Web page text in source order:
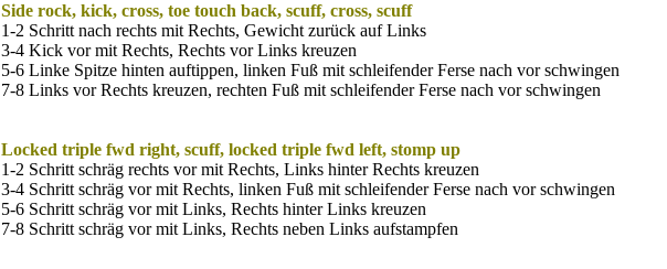
Side rock, kick, cross, toe touch back, scuff, cross, scuff
1-2 Schritt nach rechts mit Rechts, Gewicht zurück auf Links
3-4 Kick vor mit Rechts, Rechts vor Links kreuzen
5-6 Linke Spitze hinten auftippen, linken Fuß mit schleifender Ferse nach vor schwingen
7-8 Links vor Rechts kreuzen, rechten Fuß mit schleifender Ferse nach vor schwingen
Locked triple fwd right, scuff, locked triple fwd left, stomp up
1-2 Schritt schräg rechts vor mit Rechts, Links hinter Rechts kreuzen
3-4 Schritt schräg vor mit Rechts, linken Fuß mit schleifender Ferse nach vor schwingen
5-6 Schritt schräg vor mit Links, Rechts hinter Links kreuzen
7-8 Schritt schräg vor mit Links, Rechts neben Links aufstampfen